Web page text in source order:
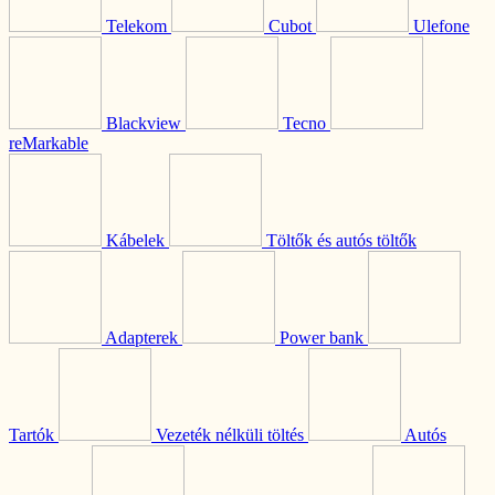
Telekom Cubot Ulefone
Blackview
Tecno
reMarkable
Kábelek Töltők és autós töltők
Adapterek Power bank
Tartók Vezeték nélküli töltés Autós